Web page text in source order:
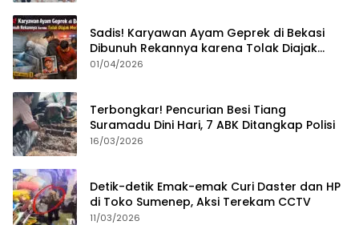
Sadis! Karyawan Ayam Geprek di Bekasi
Dibunuh Rekannya karena Tolak Diajak
Merampok Majikan
01/04/2026
Terbongkar! Pencurian Besi Tiang
Suramadu Dini Hari, 7 ABK Ditangkap Polisi
16/03/2026
Detik-detik Emak-emak Curi Daster dan HP
di Toko Sumenep, Aksi Terekam CCTV
11/03/2026